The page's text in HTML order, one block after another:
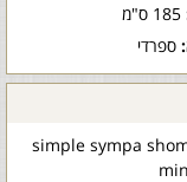
185 ס"מ
ספרדי
simple sympa